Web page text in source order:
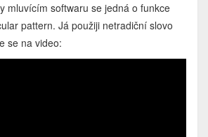
mluvícím softwaru se jedná o funkce
pattern. Já použiji netradiční slovo
se na video: